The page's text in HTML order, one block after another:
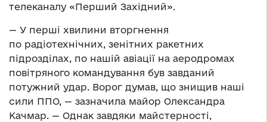
телеканалу «Перший Західний».
— У перші хвилини вторгнення
по радіотехнічних, зенітних ракетних
підрозділах, по нашій авіації на аеродромах
повітряного командування був завданий
потужний удар. Ворог думав, що знищив наші
сили ППО, — зазначила майор Олександра
Качмар. — Однак завдяки майстерності,